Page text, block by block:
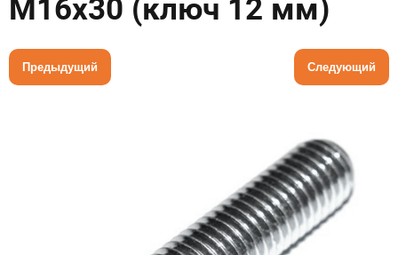
M16x30 (ключ 12 мм)
Предыдущий Следующий